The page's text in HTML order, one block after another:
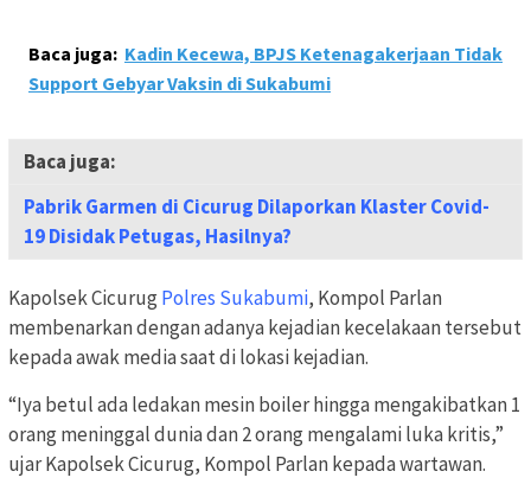
Baca juga: Kadin Kecewa, BPJS Ketenagakerjaan Tidak
Support Gebyar Vaksin di Sukabumi
Baca juga:
Pabrik Garmen di Cicurug Dilaporkan Klaster Covid-
19 Disidak Petugas, Hasilnya?
Kapolsek CicurugPolres Sukabumi, Kompol Parlan
membenarkan dengan adanya kejadian kecelakaan tersebut
kepada awak media saat di lokasi kejadian.
“Iya betul ada ledakan mesin boiler hingga mengakibatkan 1
orang meninggal dunia dan 2 orang mengalami luka kritis,”
ujar Kapolsek Cicurug, Kompol Parlan kepada wartawan.